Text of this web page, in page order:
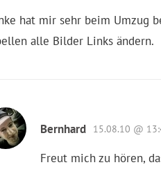
hat mir sehr beim Umzug
alle Bilder Links ändern.
Bernhard 15.08.10 @
Freut mich zu hören,